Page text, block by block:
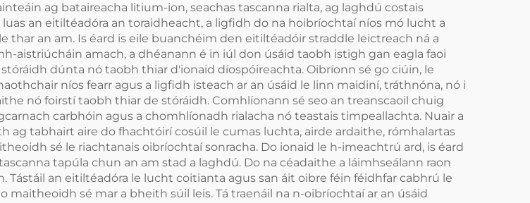
ag bataireacha litium-ion, seachas tascanna rialta, ag laghdú costais
an eitiltéadóra an toraidheacht, a ligfidh do na hoibríochtaí níos mó lucht a
thar an am. Is éard is eile buanchéim den eitiltéadóir straddle leictreach ná a
aistriúcháin amach, a dhéanann é in iúl don úsáid taobh istigh gan eagla faoi
dúnta nó taobh thiar d'ionaid díospóireachta. Oibríonn sé go ciúin, le
níos fearr agus a ligfidh isteach ar an úsáid le linn maidiní, tráthnóna, nó i
nó foirstí taobh thiar de stóráidh. Comhlíonann sé seo an treanscaoil chuig
carbhóin agus a chomhlíonadh rialacha nó teastais timpeallachta. Nuair a
tabhairt aire do fhachtóirí cosúil le cumas luchta, airde ardaithe, rómhalartas
sé le riachtanais oibríochtaí sonracha. Do ionaid le h-imeachtrú ard, is éard
tapúla chun an am stad a laghdú. Do na céadaithe a láimhseálann raon
an eitiltéadóra le lucht coitianta agus san áit oibre féin féidhfar cabhrú le
sé mar a bheith súil leis. Tá traenáil na n-oibríochtaí ar an úsáid